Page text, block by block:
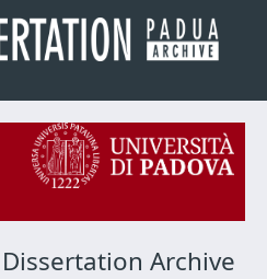
Archive